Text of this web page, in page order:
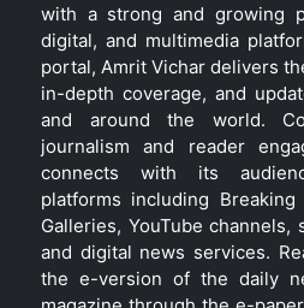
with a strong and growing
digital, and multimedia
portal, Amrit Vichar delivers
in-depth coverage, and
and around the world.
journalism and reader
connects with its
platforms including
Galleries, YouTube channels,
and digital news services.
the e-version of the daily